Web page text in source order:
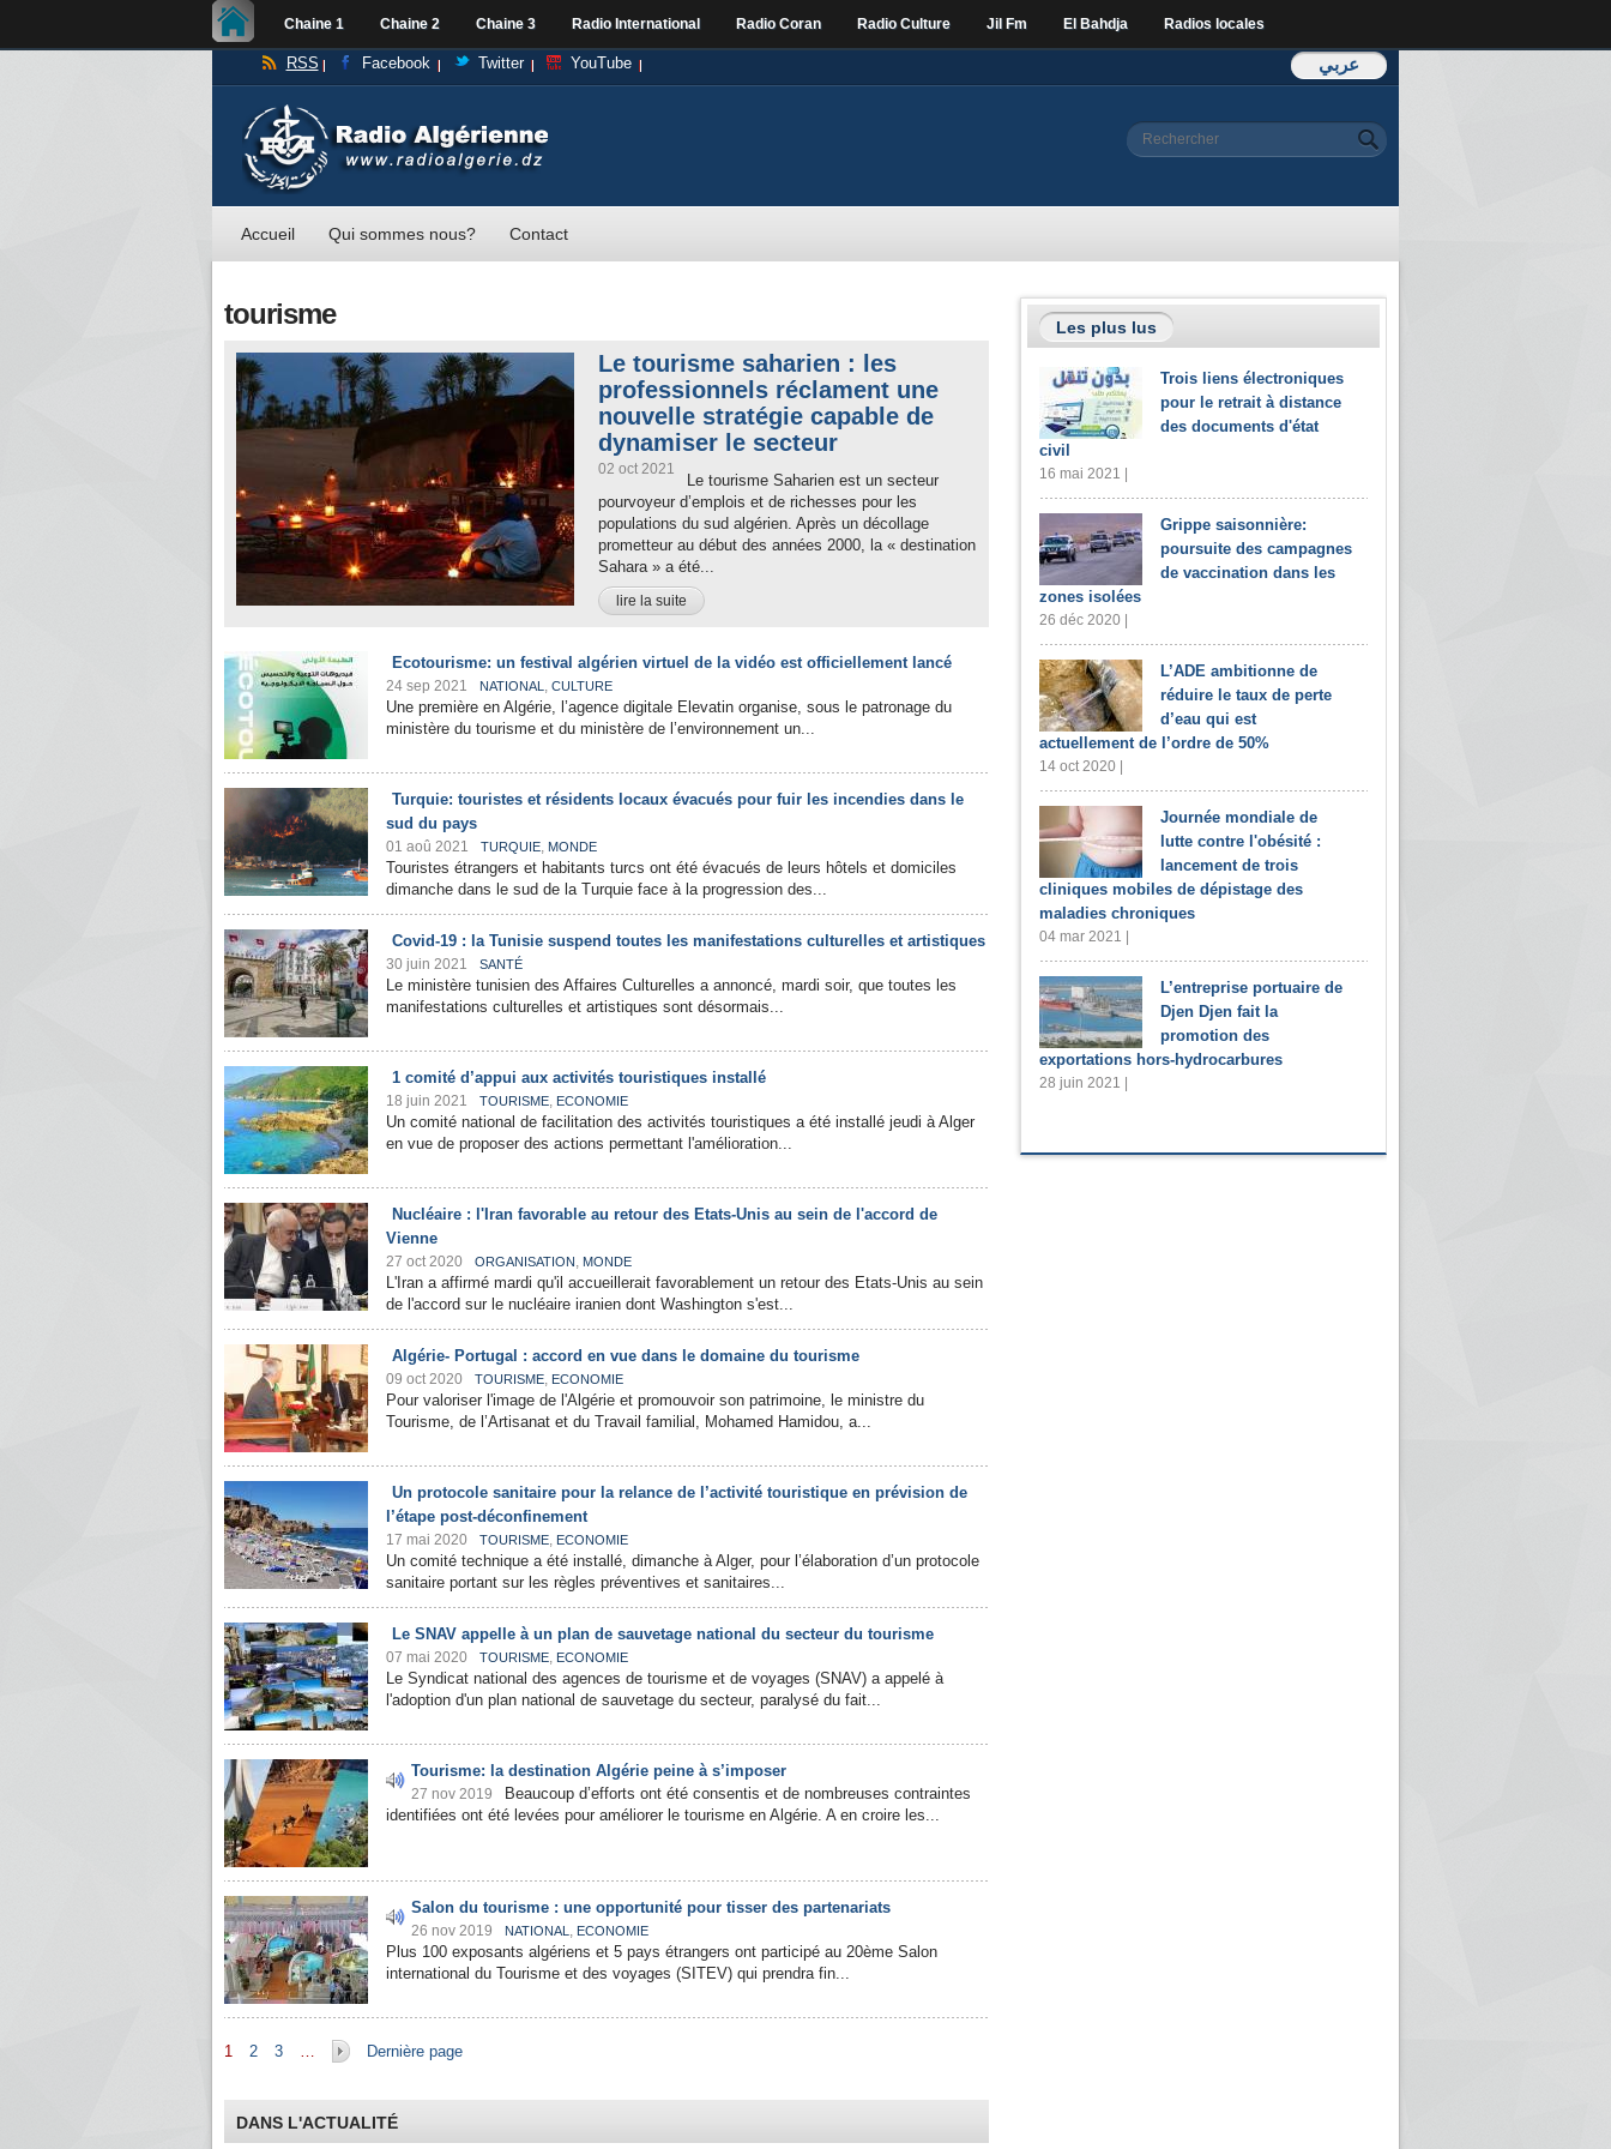
Chaine 1 Chaine 2 Chaine 3 Radio International Radio Coran Radio Culture Jil Fm El Bahdja Radios locales
عربي RSS Facebook Twitter YouTube
Formulaire de
Rechercher
Accueil Qui sommes nous? Contact
tourisme
Le tourisme saharien : les
professionnels réclament une
nouvelle stratégie capable de
dynamiser le secteur
02 oct 2021
Le tourisme Saharien est un secteur
pourvoyeur d’emplois et de richesses pour les
populations du sud algérien. Après un décollage
prometteur au début des années 2000, la « destination
Sahara » a été...
lire la suite
Ecotourisme: un festival algérien virtuel de la vidéo est officiellement lancé
24 sep 2021 NATIONAL , CULTURE
Une première en Algérie, l’agence digitale Elevatin organise, sous le patronage du
ministère du tourisme et du ministère de l’environnement un...
Turquie: touristes et résidents locaux évacués pour fuir les incendies dans le
sud du pays
01 aoû 2021 TURQUIE, MONDE
Touristes étrangers et habitants turcs ont été évacués de leurs hôtels et domiciles
dimanche dans le sud de la Turquie face à la progression des...
Covid-19 : la Tunisie suspend toutes les manifestations culturelles et artistiques
30 juin 2021 SANTÉ
Le ministère tunisien des Affaires Culturelles a annoncé, mardi soir, que toutes les
manifestations culturelles et artistiques sont désormais...
1 comité d’appui aux activités touristiques installé
18 juin 2021 TOURISME, ECONOMIE
Un comité national de facilitation des activités touristiques a été installé jeudi à Alger
en vue de proposer des actions permettant l'amélioration...
Nucléaire : l'Iran favorable au retour des Etats-Unis au sein de l'accord de
Vienne
27 oct 2020 ORGANISATION, MONDE
L'Iran a affirmé mardi qu'il accueillerait favorablement un retour des Etats-Unis au sein
de l'accord sur le nucléaire iranien dont Washington s'est...
Algérie- Portugal : accord en vue dans le domaine du tourisme
09 oct 2020 TOURISME, ECONOMIE
Pour valoriser l'image de l'Algérie et promouvoir son patrimoine, le ministre du
Tourisme, de l’Artisanat et du Travail familial, Mohamed Hamidou, a...
Un protocole sanitaire pour la relance de l’activité touristique en prévision de
l’étape post-déconfinement
17 mai 2020 TOURISME, ECONOMIE
Un comité technique a été installé, dimanche à Alger, pour l’élaboration d’un protocole
sanitaire portant sur les règles préventives et sanitaires...
Le SNAV appelle à un plan de sauvetage national du secteur du tourisme
07 mai 2020 TOURISME, ECONOMIE
Le Syndicat national des agences de tourisme et de voyages (SNAV) a appelé à
l'adoption d'un plan national de sauvetage du secteur, paralysé du fait...
Tourisme: la destination Algérie peine à s’imposer
27 nov 2019
Beaucoup d’efforts ont été consentis et de nombreuses contraintes
identifiées ont été levées pour améliorer le tourisme en Algérie. A en croire les...
Salon du tourisme : une opportunité pour tisser des partenariats
26 nov 2019 NATIONAL , ECONOMIE
Plus 100 exposants algériens et 5 pays étrangers ont participé au 20ème Salon
international du Tourisme et des voyages (SITEV) qui prendra fin...
Pages
1 2 3 … Dernière page
DANS L'ACTUALITÉ
Les plus lus
Trois liens électroniques
pour le retrait à distance
des documents d'état
civil
16 mai 2021 |
Grippe saisonnière:
poursuite des campagnes
de vaccination dans les
zones isolées
26 déc 2020 |
L’ADE ambitionne de
réduire le taux de perte
d’eau qui est
actuellement de l’ordre de 50%
14 oct 2020 |
Journée mondiale de
lutte contre l'obésité :
lancement de trois
cliniques mobiles de dépistage des
maladies chroniques
04 mar 2021 |
L’entreprise portuaire de
Djen Djen fait la
promotion des
exportations hors-hydrocarbures
28 juin 2021 |